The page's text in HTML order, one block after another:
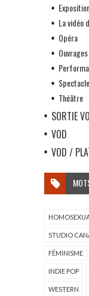
La vidéo
Opéra
Ouvrages
Théâtre
SORTIE
VOD
VOD /
STUDIO
FÉMINISME
INDIE POP
WESTERN